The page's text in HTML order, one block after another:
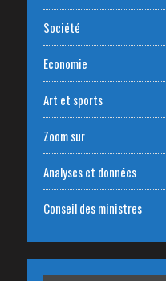
Société
Economie
Art et sports
Zoom sur
Analyses et données
Conseil des ministres